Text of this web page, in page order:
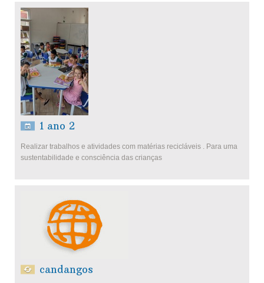
1 ano 2
Realizar trabalhos e atividades com matérias recicláveis . Para uma
sustentabilidade e consciência das crianças
candangos